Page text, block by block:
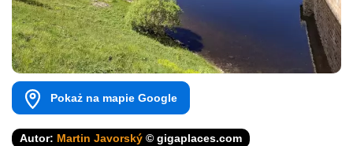
Pokaż na mapie Google
Autor: Martin Javorský © gigaplaces.com